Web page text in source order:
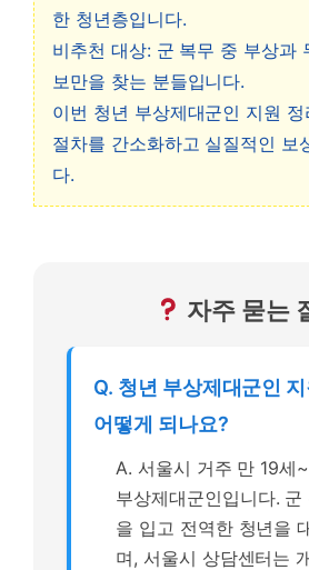
한 청년층입니다.
비추천 대상: 군 복무 중 부상과
보만을 찾는 분들입니다.
이번 청년 부상제대군인 지원
절차를 간소화하고 실질적인
다.
자주 묻는
Q. 청년 부상제대군인
어떻게 되나요?
A. 서울시 거주 만 19세
부상제대군인입니다.
을 입고 전역한 청년을
며, 서울시 상담센터는